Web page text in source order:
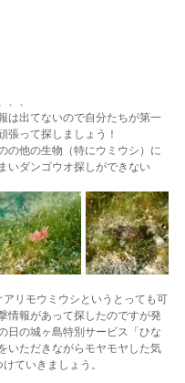
、、
は出てないので自分たちが第一
張って探しましょう！
の他の生物（特にウミウシ）に
いダンゴウオ探しができない
リモウミウシというとっても可
情報があって探したのですが発
日の城ヶ島特別サービス「ひな
いただきながらモヤモヤした気
ていきましょう。